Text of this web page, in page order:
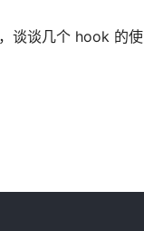
谈谈几个 hook 的使